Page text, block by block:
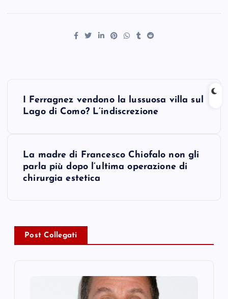
v
I Ferragnez vendono la lussuosa villa sul
Lago di Como? L’indiscrezione
La madre di Francesco Chiofalo non gli
parla più dopo l’ultima operazione di
chirurgia estetica
Post Collegati